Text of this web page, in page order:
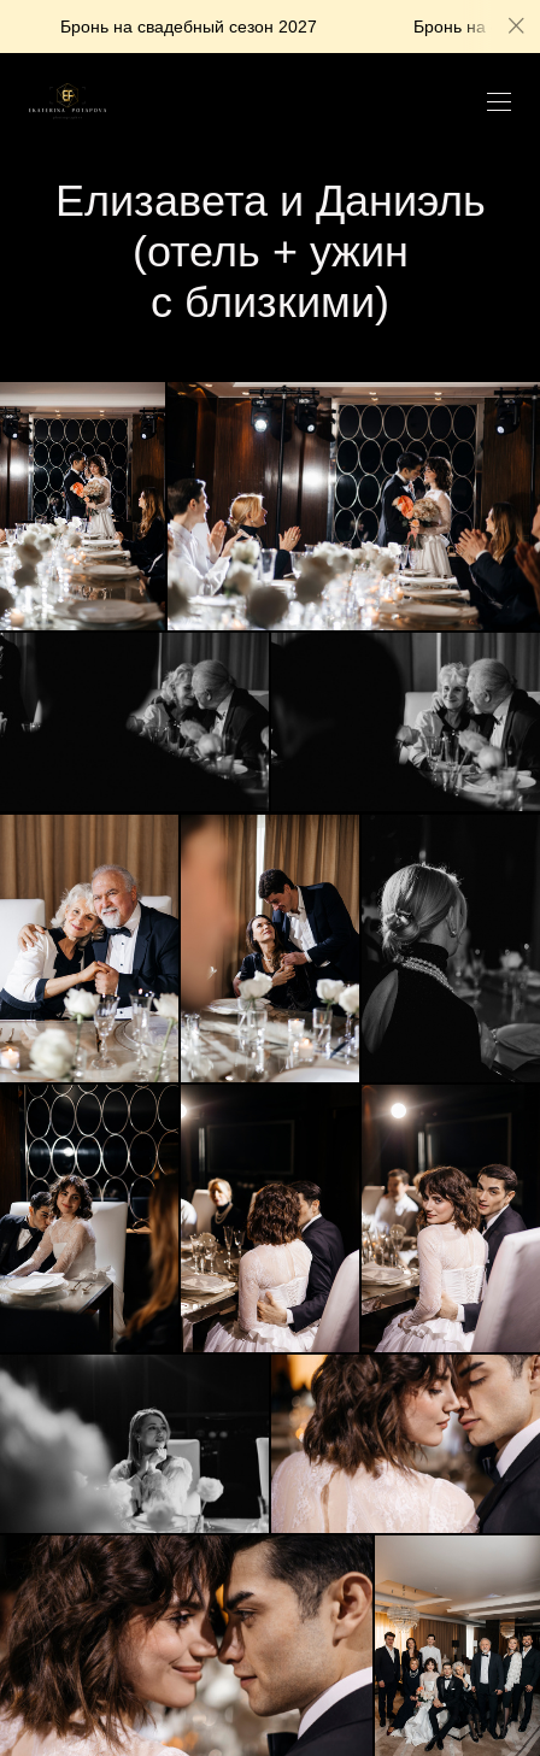
на свадебный сезон 2027 Бронь на свадебный сезон
Елизавета и Даниэль
(отель + ужин
с близкими)